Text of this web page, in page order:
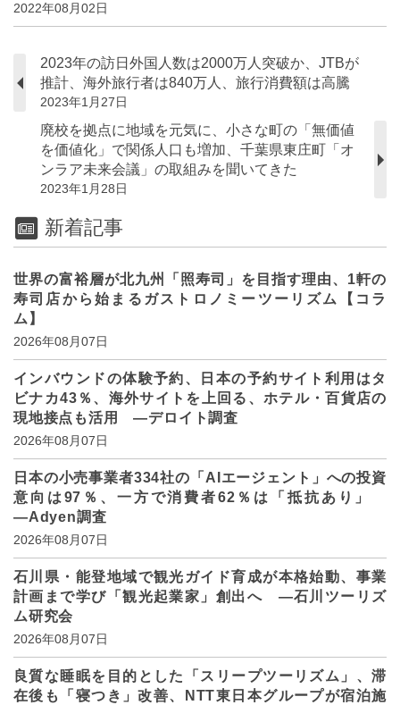
2022年08月02日
2023年の訪日外国人数は2000万人突破か、JTBが
推計、海外旅行者は840万人、旅行消費額は高騰
2023年1月27日
廃校を拠点に地域を元気に、小さな町の「無価値
を価値化」で関係人口も増加、千葉県東庄町「オ
ンラア未来会議」の取組みを聞いてきた
2023年1月28日
新着記事
世界の富裕層が北九州「照寿司」を目指す理由、1軒の
寿司店から始まるガストロノミーツーリズム【コラ
ム】
2026年08月07日
インバウンドの体験予約、日本の予約サイト利用はタ
ビナカ43％、海外サイトを上回る、ホテル・百貨店の
現地接点も活用 ―デロイト調査
2026年08月07日
日本の小売事業者334社の「AIエージェント」への投資
意向は97％、一方で消費者62％は「抵抗あり」
―Adyen調査
2026年08月07日
石川県・能登地域で観光ガイド育成が本格始動、事業
計画まで学び「観光起業家」創出へ ―石川ツーリズ
ム研究会
2026年08月07日
良質な睡眠を目的とした「スリープツーリズム」、滞
在後も「寝つき」改善、NTT東日本グループが宿泊施